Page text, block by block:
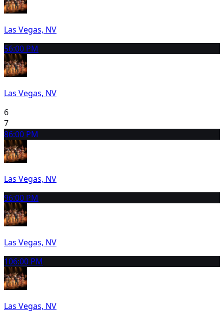
Las Vegas, NV
56:00 PM
Las Vegas, NV
6
7
86:00 PM
Las Vegas, NV
96:00 PM
Las Vegas, NV
106:00 PM
Las Vegas, NV